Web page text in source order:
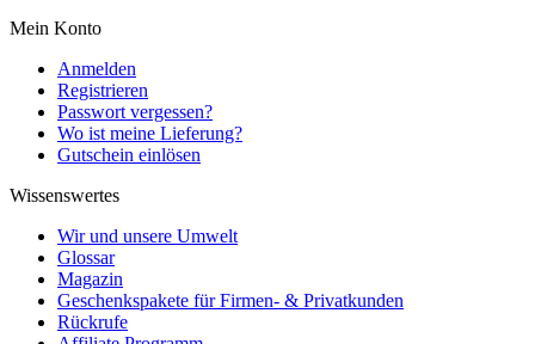
Mein Konto
Anmelden
Registrieren
Passwort vergessen?
Wo ist meine Lieferung?
Gutschein einlösen
Wissenswertes
Wir und unsere Umwelt
Glossar
Magazin
Geschenkspakete für Firmen- & Privatkunden
Rückrufe